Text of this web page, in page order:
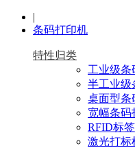
|
条码打印机
特性归类
工业级条
半工业级
桌面型条
宽幅条码
RFID标
激光打标